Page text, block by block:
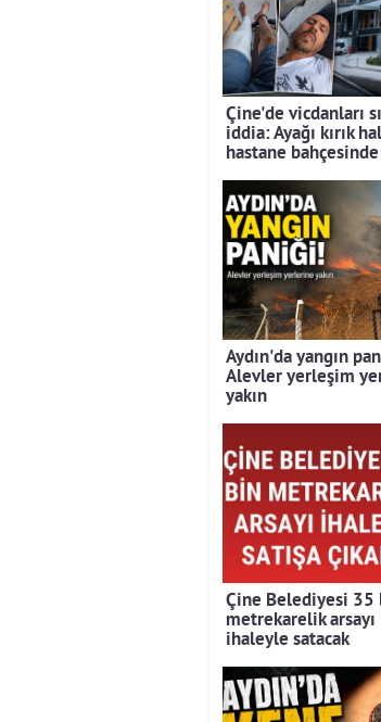
Çine'de vicdanları
iddia: Ayağı kırık
hastane bahçesinde
Aydın'da yangın
Alevler yerleşim
yakın
Çine Belediyesi 35
metrekarelik arsayı
ihaleyle satacak